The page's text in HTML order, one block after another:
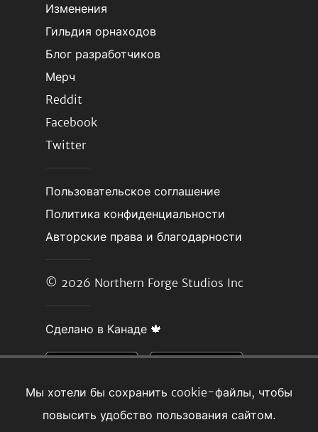
Мы хотели бы сохранить cookie-файлы, чтобы
повысить удобство пользования сайтом.
Изменения
Гильдия орнаходов
Блог разработчиков
Мерч
Reddit
Facebook
Twitter
Пользовательское соглашение
Политика конфиденциальности
Авторские права и благодарности
© 2026 Northern Forge Studios Inc
Сделано в Канаде 🍁